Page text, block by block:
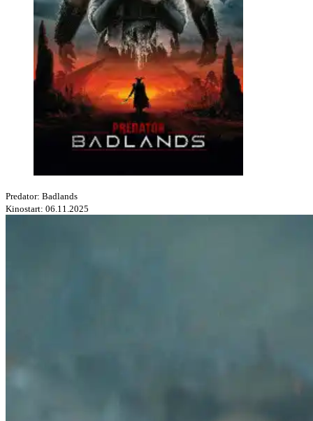
Predator: Badlands
Kinostart: 06.11.2025